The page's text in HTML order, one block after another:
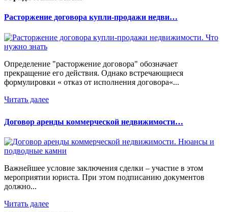
Расторжение договора купли-продажи недви…
Определение "расторжение договора" обозначает
прекращение его действия. Однако встречающиеся
формулировки « отказ от исполнения договора«...
Читать далее
Договор аренды коммерческой недвижимости…
Важнейшее условие заключения сделки – участие в этом
мероприятии юриста. При этом подписанию документов
должно...
Читать далее